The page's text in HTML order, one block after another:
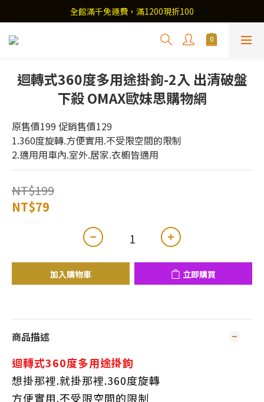
全館滿千免運費，滿1200現折100
迴轉式360度多用途掛鉤-2入 出清破盤
下殺 OMAX歐妹思購物網
原售價199 促銷售價129
1.360度旋轉.方便實用.不受限空間的限制
2.適用用車內.室外.居家.衣櫥皆適用
NT$199
NT$79
加入購物車 立即購買
商品描述
迴轉式360度多用途掛鉤
想掛那裡.就掛那裡.360度旋轉
方便實用.不受限空間的限制